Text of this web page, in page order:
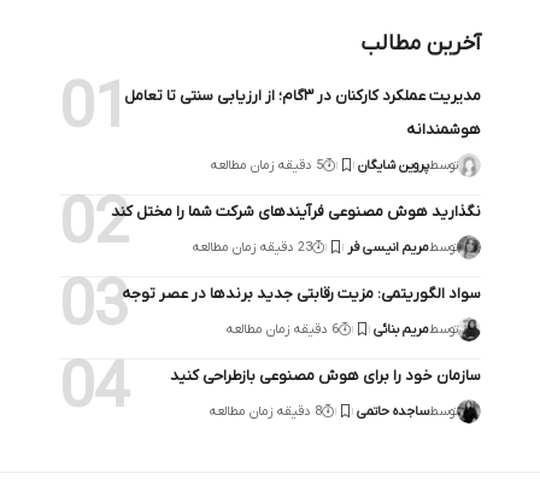
آخرین مطالب
مدیریت عملکرد کارکنان در ۳گام؛ از ارزیابی سنتی تا تعامل
هوشمندانه
توسطپروین شایگان 5 دقیقه زمان مطالعه
نگذارید هوش مصنوعی فرآیندهای شرکت شما را مختل کند
توسطمریم انیسی فر 23 دقیقه زمان مطالعه
سواد الگوریتمی: مزیت رقابتی جدید برندها در عصر توجه
توسطمریم بنائی 6 دقیقه زمان مطالعه
سازمان خود را برای هوش مصنوعی بازطراحی کنید
توسطساجده حاتمی 8 دقیقه زمان مطالعه